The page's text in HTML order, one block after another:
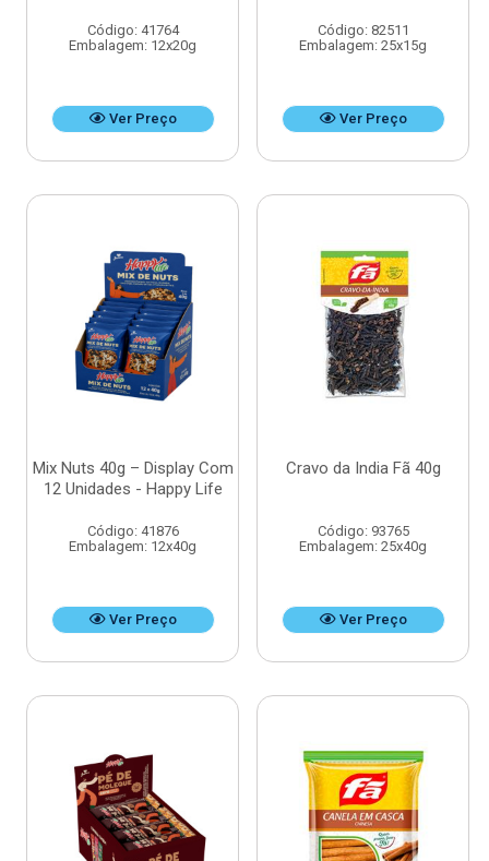
Código: 41764
Embalagem: 12x20g
Ver Preço
Código: 82511
Embalagem: 25x15g
Ver Preço
Mix Nuts 40g – Display Com
12 Unidades - Happy Life
Código: 41876
Embalagem: 12x40g
Ver Preço
Cravo da India Fã 40g
Código: 93765
Embalagem: 25x40g
Ver Preço